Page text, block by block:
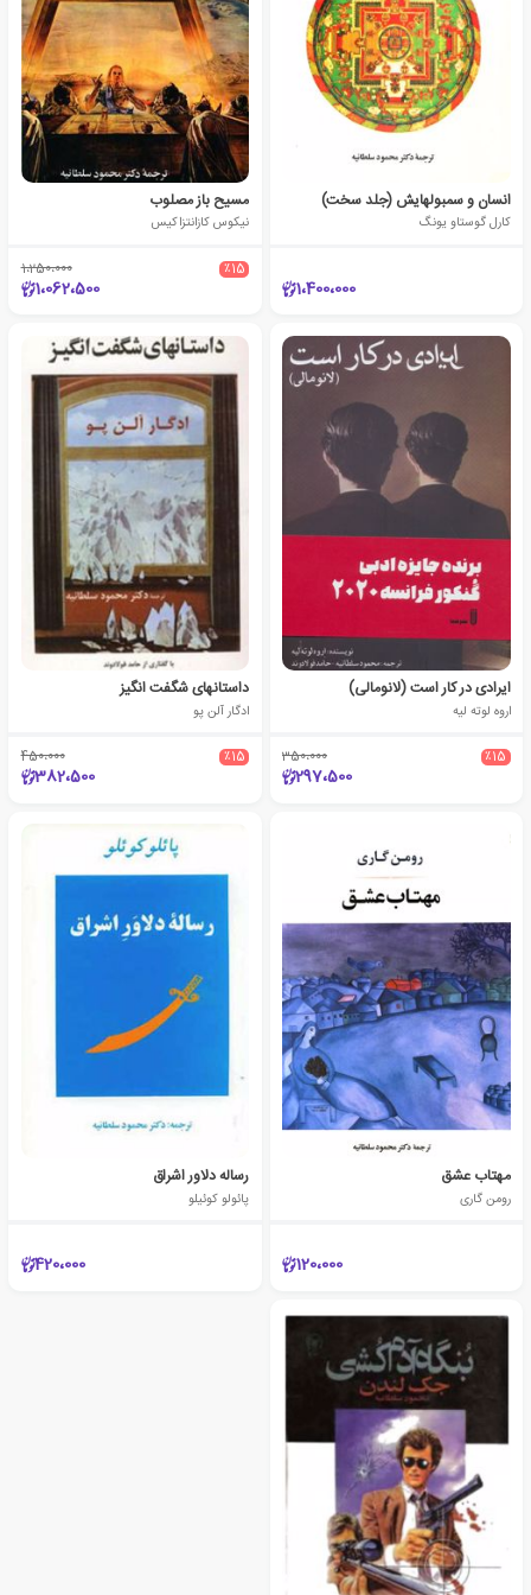
انسان و سمبولهایش (جلد سخت)
کارل گوستاو یونگ
1،400،000
مسیح باز مصلوب
نیکوس کازانتزاکیس
٪15 1،250،000
1،062،500
ایرادی در کار است (لانومالی)
اروه لوته لیه
٪15 350،000
297،500
داستانهای شگفت انگیز
ادگار آلن پو
٪15 450،000
382،500
مهتاب عشق
رومن گاری
120،000
رساله دلاور اشراق
پائولو کوئیلو
420،000